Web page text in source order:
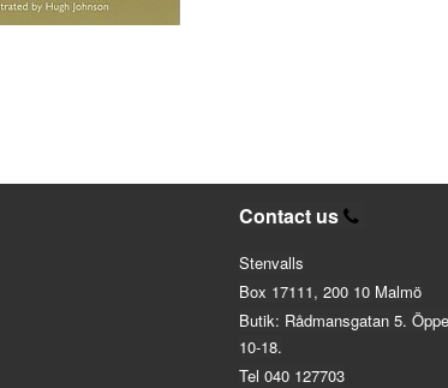
Contact us
Stenvalls
Box 17111, 200 10 Malmö
Butik: Rådmansgatan 5.
10-18.
Tel 040 127703